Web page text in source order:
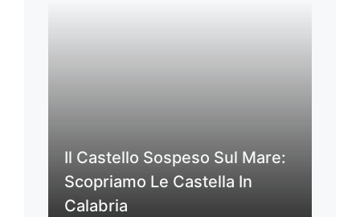
Il Castello Sospeso Sul Mare:
Scopriamo Le Castella In
Calabria